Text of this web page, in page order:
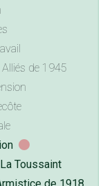
de 1945
Toussaint
de 1918